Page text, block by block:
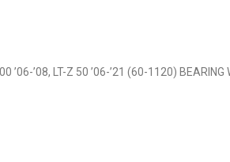
’06-’08, LT-Z 50 ’06-’21 (60-1120) BEARING